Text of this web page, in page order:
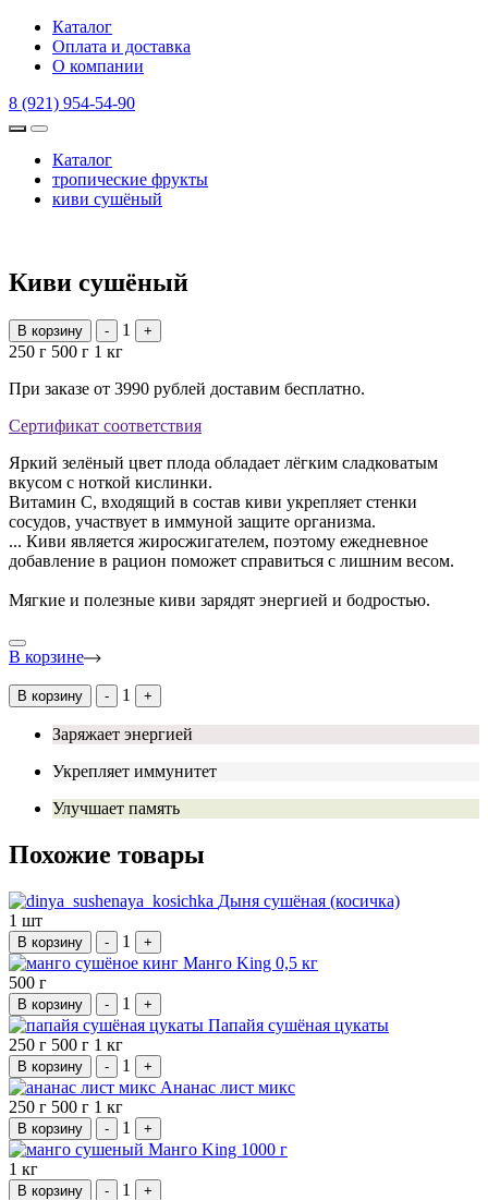
Каталог
Оплата и доставка
О компании
8 (921) 954-54-90
Каталог
тропические фрукты
киви сушёный
Киви сушёный
В корзину - 1 +
250 г 500 г 1 кг
При заказе от 3990 рублей доставим бесплатно.
Сертификат соответствия
Яркий зелёный цвет плода обладает лёгким сладковатым
вкусом с ноткой кислинки.
Витамин С, входящий в состав киви укрепляет стенки
сосудов, участвует в иммуной защите организма.
... Киви является жиросжигателем, поэтому ежедневное
добавление в рацион поможет справиться с лишним весом.
Мягкие и полезные киви зарядят энергией и бодростью.
В корзине
В корзину - 1 +
Заряжает энергией
Укрепляет иммунитет
Улучшает память
Похожие товары
Дыня сушёная (косичка)
1 шт
В корзину - 1 +
Манго King 0,5 кг
500 г
В корзину - 1 +
Папайя сушёная цукаты
250 г 500 г 1 кг
В корзину - 1 +
Ананас лист микс
250 г 500 г 1 кг
В корзину - 1 +
Манго King 1000 г
1 кг
В корзину - 1 +